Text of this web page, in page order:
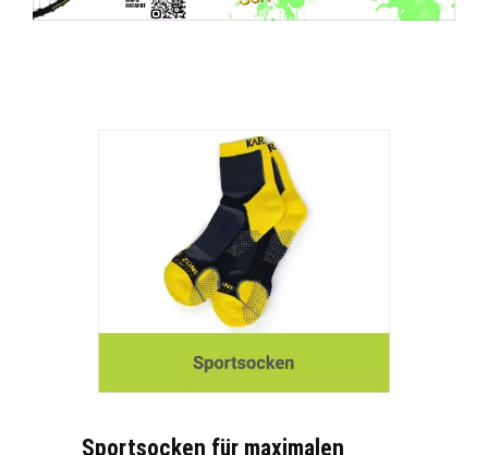
Sportsocken für maximalen